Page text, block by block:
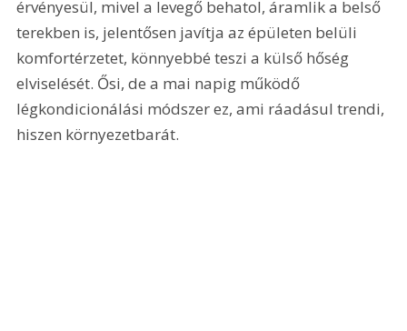
érvényesül, mivel a levegő behatol, áramlik a belső
terekben is, jelentősen javítja az épületen belüli
komfortérzetet, könnyebbé teszi a külső hőség
elviselését. Ősi, de a mai napig működő
légkondicionálási módszer ez, ami ráadásul trendi,
hiszen környezetbarát.